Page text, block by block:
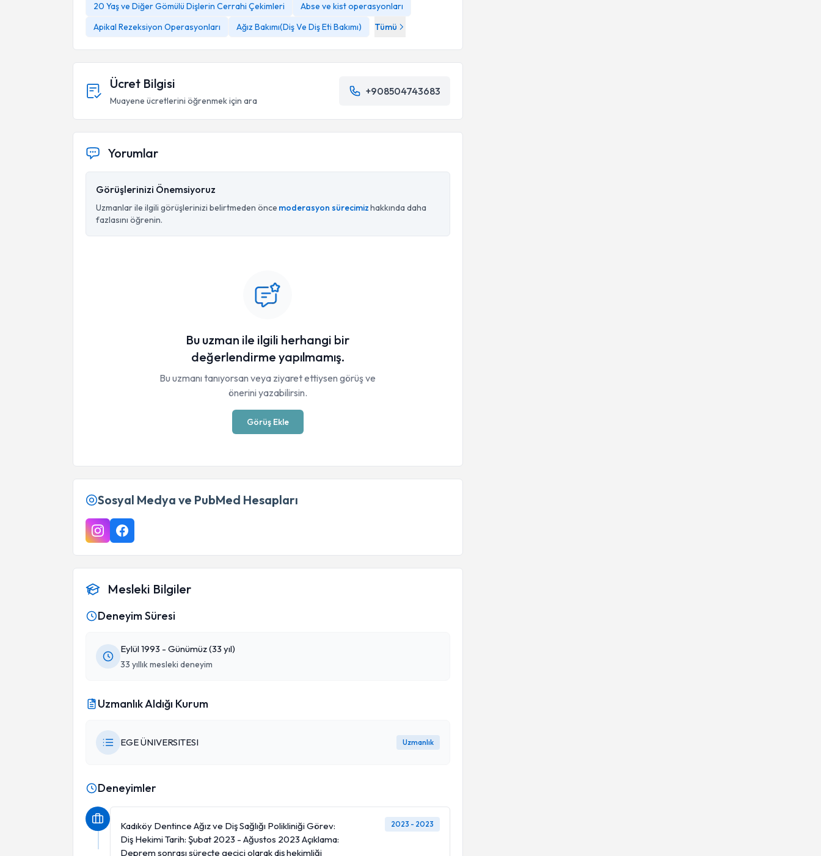
20 Yaş ve Diğer Gömülü Dişlerin Cerrahi Çekimleri
Abse ve kist operasyonları
Apikal Rezeksiyon Operasyonları
Ağız Bakımı(Diş Ve Diş Eti Bakımı) Tümü
Ücret Bilgisi
Muayene ücretlerini öğrenmek için ara
+908504743683
Yorumlar
Görüşlerinizi Önemsiyoruz
Uzmanlar ile ilgili görüşlerinizi belirtmeden önce moderasyon sürecimizhakkında daha
fazlasını öğrenin.
Bu uzman ile ilgili herhangi bir
değerlendirme yapılmamış.
Bu uzmanı tanıyorsan veya ziyaret ettiysen görüş ve
önerini yazabilirsin.
Görüş Ekle
Sosyal Medya ve PubMed Hesapları
Mesleki Bilgiler
Deneyim Süresi
Eylül 1993 - Günümüz (33 yıl)
33 yıllık mesleki deneyim
Uzmanlık Aldığı Kurum
EGE ÜNIVERSITESI Uzmanlık
Deneyimler
Kadıköy Dentince Ağız ve Diş Sağlığı Polikliniği Görev:
Diş Hekimi Tarih: Şubat 2023 - Ağustos 2023 Açıklama:
Deprem sonrası süreçte geçici olarak diş hekimliği
2023 - 2023